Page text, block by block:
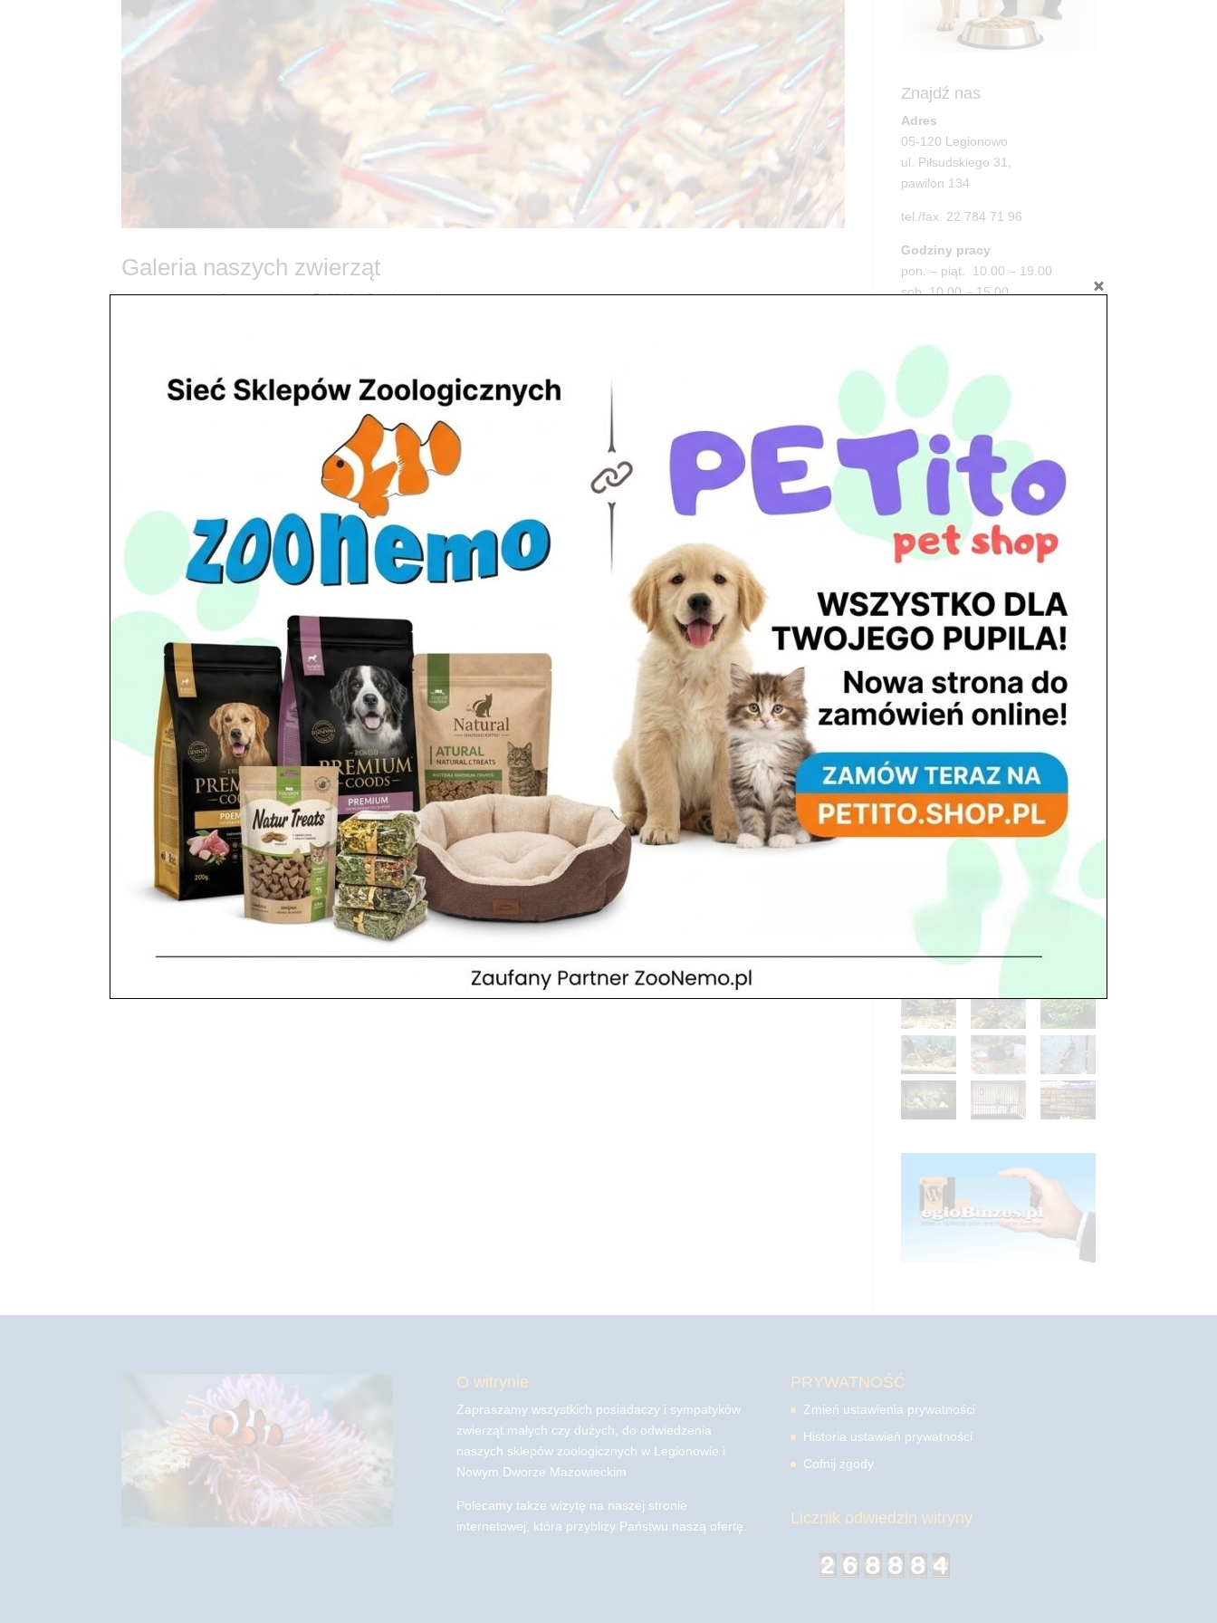
Galeria naszych zwierząt
utworzone przezZooNemo|paź 7, 2018| Bez kategorii
BezpłatneDostawy Świat...
Znajdź nas
Adres
05-120 Legionowo
ul. Piłsudskiego 31,
pawilon 134
tel./fax. 22 784 71 96
Godziny pracy
pon. – piąt. 10.00 – 19.00
sob. 10.00 – 15.00
Adres
05-100 Nowy Dwór Mazowiecki
ul. Leśna 2
tel. 503 900 215
Godziny pracy
pon. – piąt. 10.00 – 19.00
sob. 8.00 – 15.00
niedz. zamknięte
O witrynie
Zapraszamy wszystkich posiadaczy i sympatyków
zwierząt małych czy dużych, do odwiedzenia
naszych sklepów zoologicznych w Legionowie i
Nowym Dworze Mazowieckim
Polecamy także wizytę na naszej stronie
internetowej, która przybliży Państwu naszą ofertę.
PRYWATNOŚĆ
Zmień ustawienia prywatności
Historia ustawień prywatności
Cofnij zgody
Licznik odwiedzin witryny